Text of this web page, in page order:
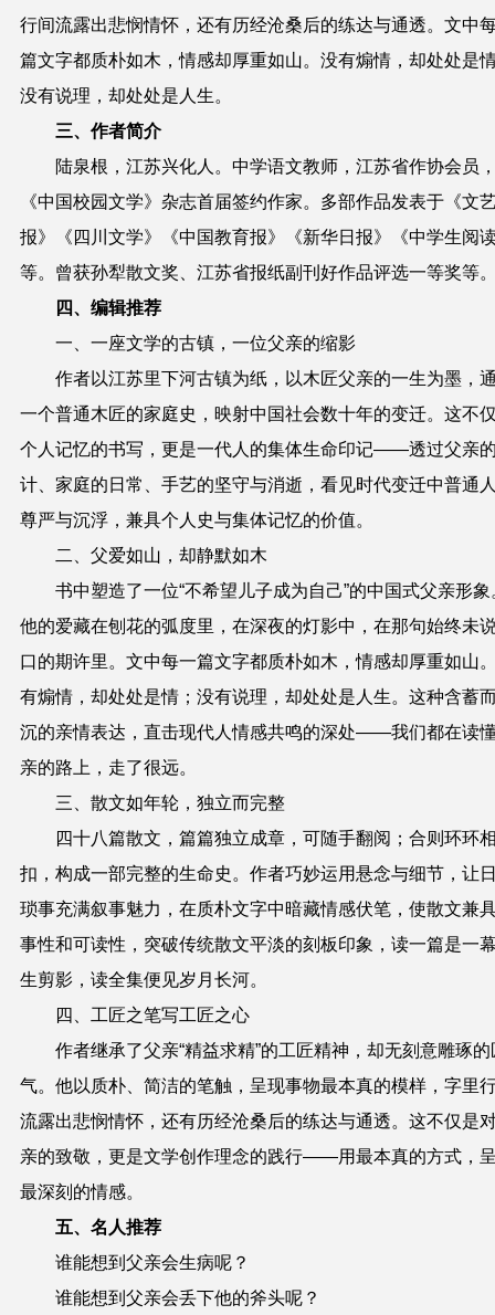
行间流露出悲悯情怀，还有历经沧桑后的练达与通透。文中
篇文字都质朴如木，情感却厚重如山。没有煽情，却处处是
没有说理，却处处是人生。
三、作者简介
陆泉根，江苏兴化人。中学语文教师，江苏省作协会员
《中国校园文学》杂志首届签约作家。多部作品发表于《文
报》《四川文学》《中国教育报》《新华日报》《中学生阅
等。曾获孙犁散文奖、江苏省报纸副刊好作品评选一等奖等
四、编辑推荐
一、一座文学的古镇，一位父亲的缩影
作者以江苏里下河古镇为纸，以木匠父亲的一生为墨，
一个普通木匠的家庭史，映射中国社会数十年的变迁。这不
个人记忆的书写，更是一代人的集体生命印记——透过父亲
计、家庭的日常、手艺的坚守与消逝，看见时代变迁中普通
尊严与沉浮，兼具个人史与集体记忆的价值。
二、父爱如山，却静默如木
书中塑造了一位“不希望儿子成为自己”的中国式父亲形象
他的爱藏在刨花的弧度里，在深夜的灯影中，在那句始终未
口的期许里。文中每一篇文字都质朴如木，情感却厚重如山
有煽情，却处处是情；没有说理，却处处是人生。这种含蓄
沉的亲情表达，直击现代人情感共鸣的深处——我们都在读
亲的路上，走了很远。
三、散文如年轮，独立而完整
四十八篇散文，篇篇独立成章，可随手翻阅；合则环环
扣，构成一部完整的生命史。作者巧妙运用悬念与细节，让
琐事充满叙事魅力，在质朴文字中暗藏情感伏笔，使散文兼
事性和可读性，突破传统散文平淡的刻板印象，读一篇是一
生剪影，读全集便见岁月长河。
四、工匠之笔写工匠之心
作者继承了父亲“精益求精”的工匠精神，却无刻意雕琢的
气。他以质朴、简洁的笔触，呈现事物最本真的模样，字里
流露出悲悯情怀，还有历经沧桑后的练达与通透。这不仅是
亲的致敬，更是文学创作理念的践行——用最本真的方式，
最深刻的情感。
五、名人推荐
谁能想到父亲会生病呢？
谁能想到父亲会丢下他的斧头呢？